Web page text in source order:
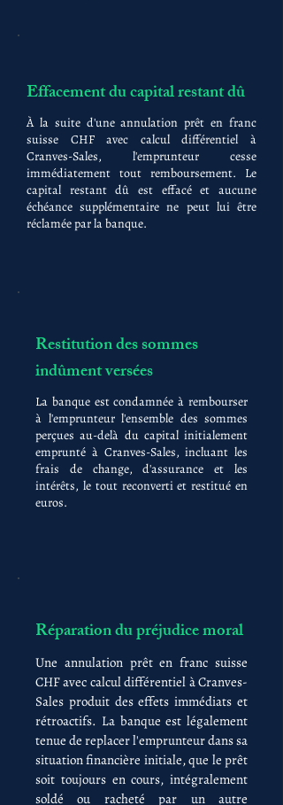
Effacement du capital restant dû
À la suite d'une annulation prêt en franc
suisse CHF avec calcul différentiel à
Cranves-Sales, l'emprunteur cesse
immédiatement tout remboursement. Le
capital restant dû est effacé et aucune
échéance supplémentaire ne peut lui être
réclamée par la banque.
Restitution des sommes
indûment versées
La banque est condamnée à rembourser
à l'emprunteur l'ensemble des sommes
perçues au-delà du capital initialement
emprunté à Cranves-Sales, incluant les
frais de change, d'assurance et les
intérêts, le tout reconverti et restitué en
euros.
Réparation du préjudice moral
Une annulation prêt en franc suisse
CHF avec calcul différentiel à Cranves-
Sales produit des effets immédiats et
rétroactifs. La banque est légalement
tenue de replacer l'emprunteur dans sa
situation financière initiale, que le prêt
soit toujours en cours, intégralement
soldé ou racheté par un autre